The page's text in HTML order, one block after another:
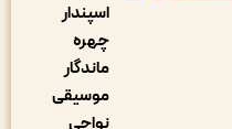
موسیقی